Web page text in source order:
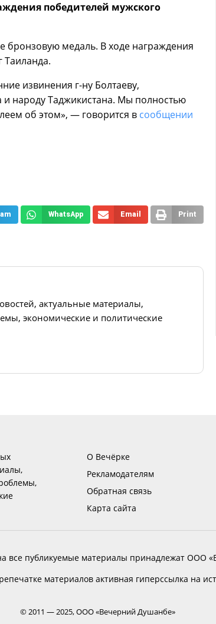
победителей мужского
бронзовую медаль. В ходе награждения
Таиланда.
извинения г-ну Болтаеву,
народу Таджикистана. Мы полностью
об этом», — говорится в сообщении
WhatsApp Email Print
актуальные материалы,
экономические и политические
О Вечёрке
Рекламодателям
Обратная связь
Карта сайта
все публикуемые материалы принадлежат ООО
материалов активная гиперссылка на
© 2011 — 2025, ООО «Вечерний Душанбе»